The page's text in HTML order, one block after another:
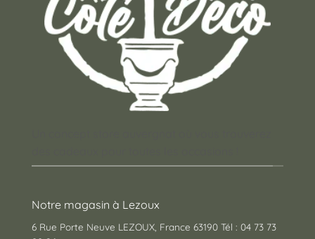
Notre magasin à Lezoux
6 Rue Porte Neuve LEZOUX, France 63190 Tél : 04 73 73